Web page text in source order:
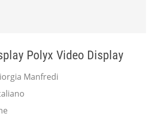
Polyx Video Display
Manfredi